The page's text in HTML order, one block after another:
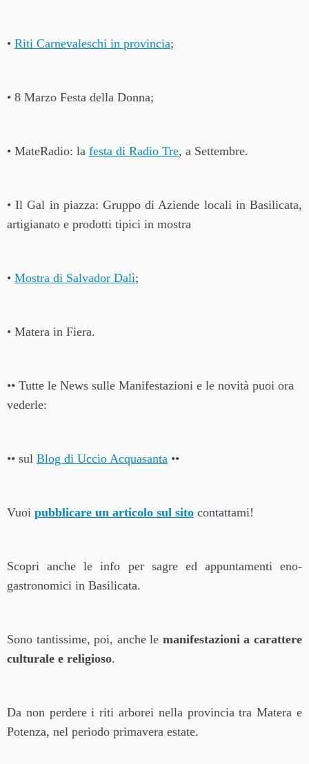
• Riti Carnevaleschi in provincia;
• 8 Marzo Festa della Donna;
• MateRadio: la festa di Radio Tre, a Settembre.
• Il Gal in piazza: Gruppo di Aziende locali in Basilicata,
artigianato e prodotti tipici in mostra
• Mostra di Salvador Dalì;
• Matera in Fiera.
•• Tutte le News sulle Manifestazioni e le novità puoi ora
vederle:
•• sul Blog di Uccio Acquasanta ••
Vuoi pubblicare un articolo sul sito contattami!
Scopri anche le info per sagre ed appuntamenti eno-
gastronomici in Basilicata.
Sono tantissime, poi, anche le manifestazioni a carattere
culturale e religioso.
Da non perdere i riti arborei nella provincia tra Matera e
Potenza, nel periodo primavera estate.